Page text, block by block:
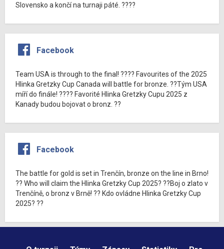
Slovensko a končí na turnaji páté. ????
Facebook
Team USA is through to the final! ???? Favourites of the 2025
Hlinka Gretzky Cup Canada will battle for bronze. ??Tým USA
míří do finále! ???? Favorité Hlinka Gretzky Cupu 2025 z
Kanady budou bojovat o bronz. ??
Facebook
The battle for gold is set in Trenčín, bronze on the line in Brno!
?? Who will claim the Hlinka Gretzky Cup 2025? ??Boj o zlato v
Trenčíně, o bronz v Brně! ?? Kdo ovládne Hlinka Gretzky Cup
2025? ??